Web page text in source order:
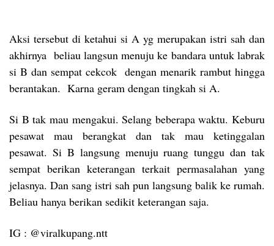
Aksi tersebut di ketahui si A yg merupakan istri sah dan
akhirnya beliau langsun menuju ke bandara untuk labrak
si B dan sempat cekcok dengan menarik rambut hingga
berantakan. Karna geram dengan tingkah si A.
Si B tak mau mengakui. Selang beberapa waktu. Keburu
pesawat mau berangkat dan tak mau ketinggalan
pesawat. Si B langsung menuju ruang tunggu dan tak
sempat berikan keterangan terkait permasalahan yang
jelasnya. Dan sang istri sah pun langsung balik ke rumah.
Beliau hanya berikan sedikit keterangan saja.
IG : @viralkupang.ntt